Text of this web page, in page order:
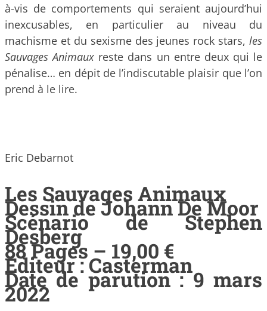
à-vis de comportements qui seraient aujourd’hui
inexcusables, en particulier au niveau du
machisme et du sexisme des jeunes rock stars, les
Sauvages Animaux reste dans un entre deux qui le
pénalise… en dépit de l’indiscutable plaisir que l’on
prend à le lire.
Eric Debarnot
Les Sauvages Animaux
Dessin de Johann De Moor
Scénario de Stephen
Desberg
88 Pages – 19,00 €
Editeur : Casterman
Date de parution : 9 mars
2022